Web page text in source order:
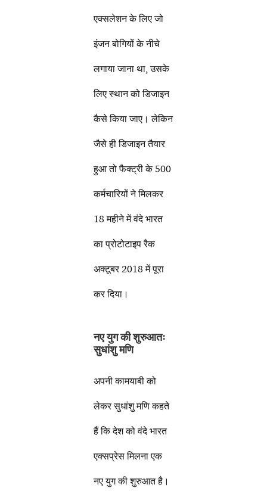
एक्सलेशन के लिए जो
इंजन बोगियों के नीचे
लगाया जाना था, उसके
लिए स्थान को डिजाइन
कैसे किया जाए। लेकिन
जैसे ही डिजाइन तैयार
हुआ तो फैक्ट्री के 500
कर्मचारियों ने मिलकर
18 महीने में वंदे भारत
का प्रोटोटाइप रैक
अक्टूबर 2018 में पूरा
कर दिया।
नए युग की शुरुआतः
सुधांशु मणि
अपनी कामयाबी को
लेकर सुधांशु मणि कहते
हैं कि देश को वंदे भारत
एक्सप्रेस मिलना एक
नए युग की शुरुआत है।